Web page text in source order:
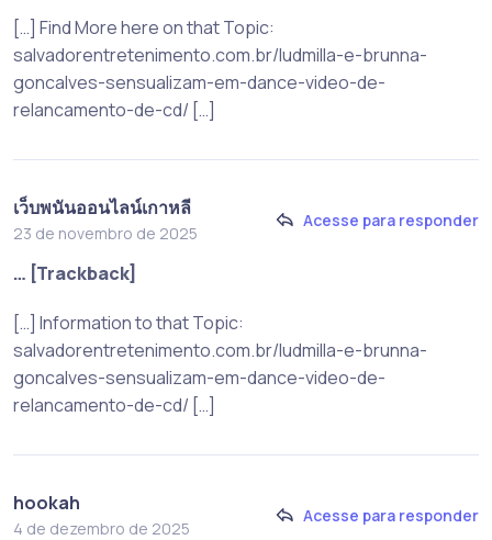
[…] Find More here on that Topic:
salvadorentretenimento.com.br/ludmilla-e-brunna-
goncalves-sensualizam-em-dance-video-de-
relancamento-de-cd/ […]
เว็บพนันออนไลน์เกาหลี
23 de novembro de 2025
Acesse para responder
… [Trackback]
[…] Information to that Topic:
salvadorentretenimento.com.br/ludmilla-e-brunna-
goncalves-sensualizam-em-dance-video-de-
relancamento-de-cd/ […]
hookah
4 de dezembro de 2025
Acesse para responder